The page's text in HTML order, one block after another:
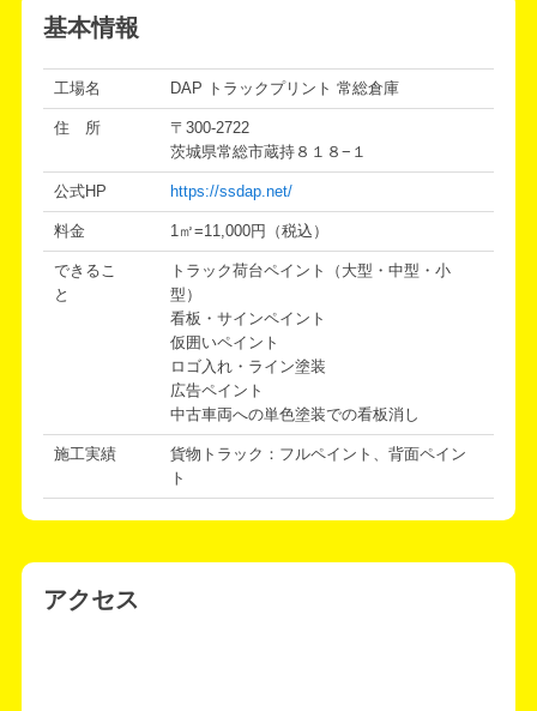
基本情報
工場名 DAP トラックプリント 常総倉庫
住 所
〒300-2722
茨城県常総市蔵持８１８−１
公式HP https://ssdap.net/
料金 1㎡=11,000円（税込）
できるこ
と
トラック荷台ペイント（大型・中型・小
型）
看板・サインペイント
仮囲いペイント
ロゴ入れ・ライン塗装
広告ペイント
中古車両への単色塗装での看板消し
施工実績
貨物トラック：フルペイント、背面ペイン
ト
アクセス